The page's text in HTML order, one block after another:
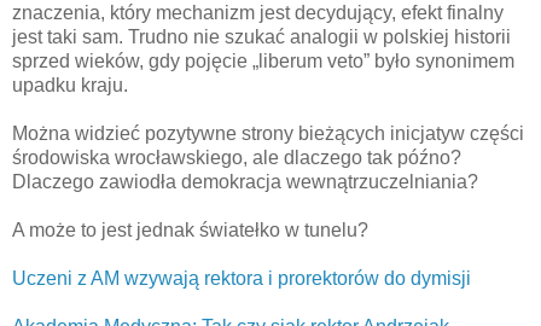
znaczenia, który mechanizm jest decydujący, efekt finalny
jest taki sam. Trudno nie szukać analogii w polskiej historii
sprzed wieków, gdy pojęcie „liberum veto” było synonimem
upadku kraju.
Można widzieć pozytywne strony bieżących inicjatyw części
środowiska wrocławskiego, ale dlaczego tak późno?
Dlaczego zawiodła demokracja wewnątrzuczelniania?
A może to jest jednak światełko w tunelu?
Uczeni z AM wzywają rektora i prorektorów do dymisji